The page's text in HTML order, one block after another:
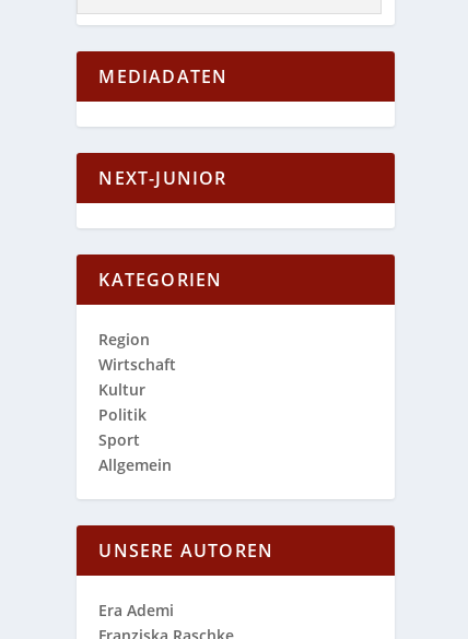
MEDIADATEN
NEXT-JUNIOR
KATEGORIEN
Region
Wirtschaft
Kultur
Politik
Sport
Allgemein
UNSERE AUTOREN
Era Ademi